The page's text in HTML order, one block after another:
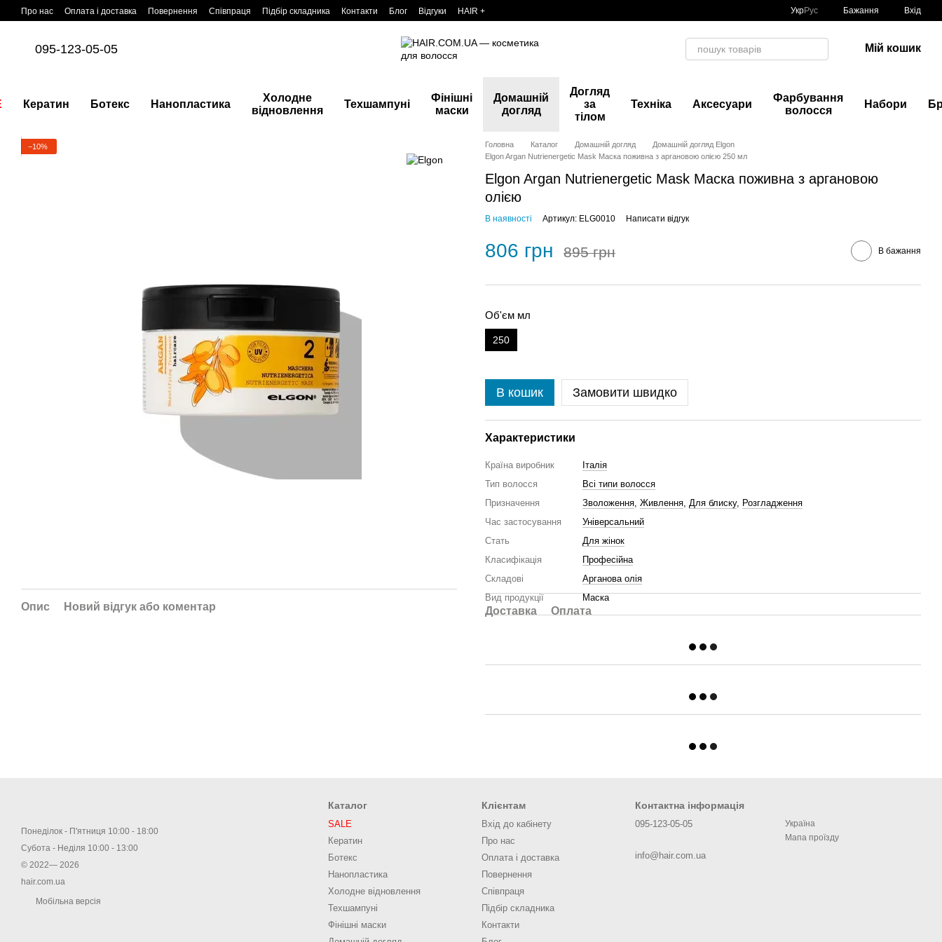
Перейти до основного контенту
Про нас Оплата і доставка Повернення Співпраця Підбір складника Контакти Блог Відгуки HAIR + УкрРус Бажання Вхід
095-123-05-05 Мій кошик
Кератин Ботекс Нанопластика
Холодне
відновлення
Техшампуні
Фінішні
маски
Домашній
догляд
Догляд
за
тілом
Техніка Аксесуари
Фарбування
волосся
Набори
−10%
Опис Новий відгук або коментар
Головна Каталог Домашній догляд
Домашній догляд Elgon
Elgon Argan Nutrienergetic Mask Маска поживна з аргановою олією 250 мл
Elgon Argan Nutrienergetic Mask Маска поживна з аргановою
олією
В наявності Артикул: ELG0010 Написати відгук
806 грн 895 грн В бажання
Об'єм мл
250
В кошик Замовити швидко
Характеристики
Країна виробник
Італія
Тип волосся
Всі типи волосся
Призначення
Зволоження, Живлення, Для блиску, Розгладження
Час застосування
Універсальний
Стать
Для жінок
Класифікація
Професійна
Складові
Арганова олія
Вид продукції
Маска
Доставка Оплата
Понеділок - П'ятниця 10:00 - 18:00
Субота - Неділя 10:00 - 13:00
© 2022— 2026
hair.com.ua
Мобільна версія
Каталог
SALE
Кератин
Ботекс
Нанопластика
Холодне відновлення
Техшампуні
Фінішні маски
Клієнтам
Вхід до кабінету
Про нас
Оплата і доставка
Повернення
Співпраця
Підбір складника
Контакти
Контактна інформація
095-123-05-05
info@hair.com.ua
Україна
Мапа проїзду